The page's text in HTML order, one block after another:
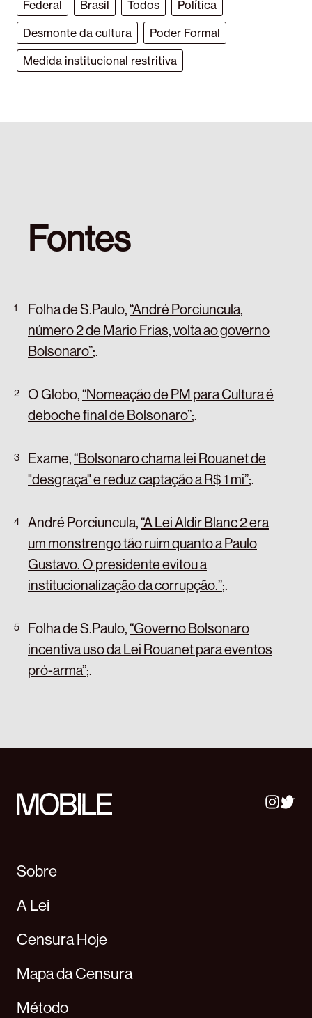
Federal
Brasil Todos
Política
Desmonte da cultura
Poder Formal
Medida institucional restritiva
Fontes
Folha de S.Paulo,“André Porciuncula,
número 2 de Mario Frias, volta ao governo
Bolsonaro”;.
O Globo,“Nomeação de PM para Cultura é
deboche final de Bolsonaro”;.
Exame,“Bolsonaro chama lei Rouanet de
"desgraça" e reduz captação a R$ 1 mi”;.
André Porciuncula,“A Lei Aldir Blanc 2 era
um monstrengo tão ruim quanto a Paulo
Gustavo. O presidente evitou a
institucionalização da corrupção.”;.
Folha de S.Paulo,“Governo Bolsonaro
incentiva uso da Lei Rouanet para eventos
pró-arma”;.
Sobre
A Lei
Censura Hoje
Mapa da Censura
Método